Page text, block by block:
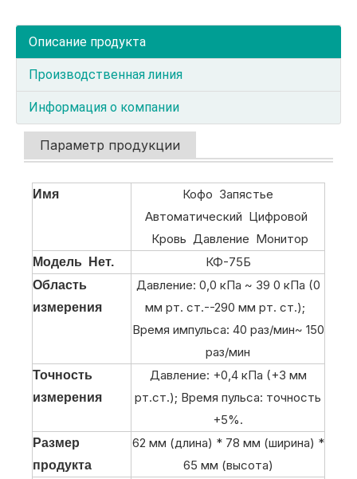
Описание продукта
Производственная линия
Информация о компании
Параметр продукции
Имя
Кофо Запястье
Автоматический Цифровой
Кровь Давление Монитор
Модель Нет. КФ-75Б
Область
измерения
Давление: 0,0 кПа ~ 39 0 кПа (0
мм рт. ст.--290 мм рт. ст.);
Время импульса: 40 раз/мин~ 150
раз/мин
Точность
измерения
Давление: +0,4 кПа (+3 мм
рт.ст.); Время пульса: точность
+5%.
Размер
продукта
62 мм (длина) * 78 мм (ширина) *
65 мм (высота)